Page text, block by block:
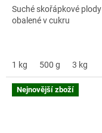
Suché skořápkové plody
obalené v cukru
1 kg 500 g 3 kg
Nejnovější zboží